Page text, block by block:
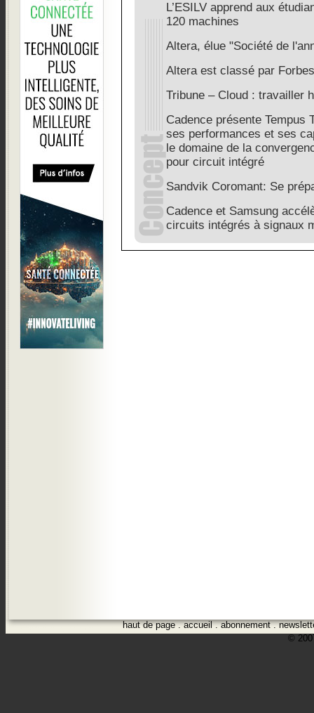
L’ESILV apprend aux
120 machines
Altera, élue "Société de
Altera est classé par
Tribune – Cloud : travailler
Cadence présente Tempus
ses performances et ses
le domaine de la
pour circuit intégré
Sandvik Coromant: Se
Cadence et Samsung
circuits intégrés à signaux
haut de page.accueil.abonnement.
©